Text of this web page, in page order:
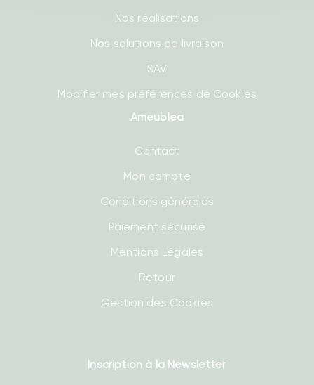
Nos réalisations
Nos solutions de livraison
SAV
Modifier mes préférences de Cookies
Ameublea
Contact
Mon compte
Conditions générales
Paiement sécurisé
Mentions Légales
Retour
Gestion des Cookies
Inscription à la Newsletter